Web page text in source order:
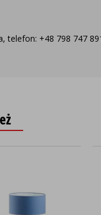
telefon: +48 798 747